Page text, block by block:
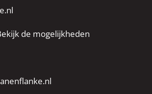
de mogelijkheden